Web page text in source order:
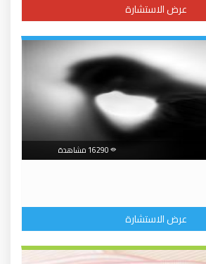
عرض الاستشارة
عرض الاستشارة